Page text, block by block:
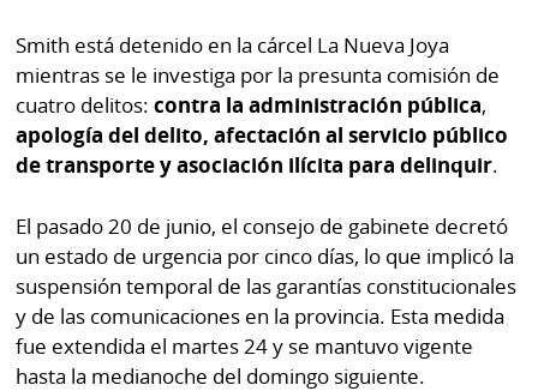
Smith está detenido en la cárcel La Nueva Joya
mientras se le investiga por la presunta comisión de
cuatro delitos:contra la administración pública,
apología del delito, afectación al servicio público
de transporte y asociación ilícita para delinquir.
El pasado 20 de junio, el consejo de gabinete decretó
un estado de urgencia por cinco días, lo que implicó la
suspensión temporal de las garantías constitucionales
y de las comunicaciones en la provincia. Esta medida
fue extendida el martes 24 y se mantuvo vigente
hasta la medianoche del domingo siguiente.